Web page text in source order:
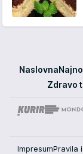
Sensa
Naslovna
Zdravo
ImpresumPravila